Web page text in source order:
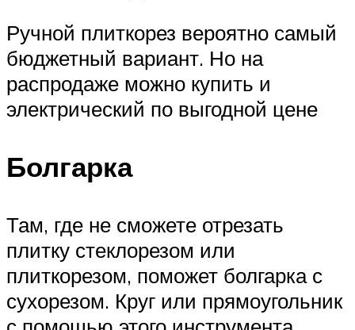
Ручной плиткорез вероятно самый
бюджетный вариант. Но на
распродаже можно купить и
электрический по выгодной цене
Болгарка
Там, где не сможете отрезать
плитку стеклорезом или
плиткорезом, поможет болгарка с
сухорезом. Круг или прямоугольник